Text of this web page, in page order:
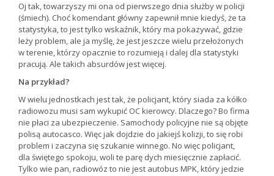
Oj tak, towarzyszy mi ona od pierwszego dnia służby w policji
(śmiech). Choć komendant główny zapewnił mnie kiedyś, że ta
statystyka, to jest tylko wskaźnik, który ma pokazywać, gdzie
leży problem, ale ja myślę, że jest jeszcze wielu przełożonych
w terenie, którzy opacznie to rozumieją i dalej dla statystyki
pracują. Ale takich absurdów jest więcej.
Na przykład?
W wielu jednostkach jest tak, że policjant, który siada za kółko
radiowozu musi sam wykupić OC kierowcy. Dlaczego? Bo firma
nie płaci za ubezpieczenie. Samochody policyjne nie są objęte
polisą autocasco. Więc jak dojdzie do jakiejś kolizji, to się robi
problem i zaczyna się szukanie winnego. No więc policjant,
dla świętego spokoju, woli te parę dych miesięcznie zapłacić.
Tylko wie pan, radiowóz to nie jest autobus MPK, który jedzie